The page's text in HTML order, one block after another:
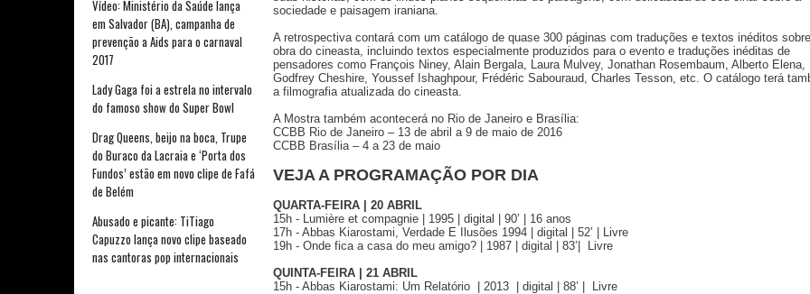
Vídeo: Ministério da Saúde lança
em Salvador (BA), campanha de
prevenção a Aids para o carnaval
2017
Lady Gaga foi a estrela no intervalo
do famoso show do Super Bowl
Drag Queens, beijo na boca, Trupe
do Buraco da Lacraia e ‘Porta dos
Fundos’ estão em novo clipe de Fafá
de Belém
Abusado e picante: TiTiago
Capuzzo lança novo clipe baseado
nas cantoras pop internacionais
sociedade e paisagem iraniana.
A retrospectiva contará com um catálogo de quase 300 páginas com traduções e textos inéditos
obra do cineasta, incluindo textos especialmente produzidos para o evento e traduções inéditas de
pensadores como François Niney, Alain Bergala, Laura Mulvey, Jonathan Rosembaum, Alberto Elena,
Godfrey Cheshire, Youssef Ishaghpour, Frédéric Sabouraud, Charles Tesson, etc. O catálogo terá
a filmografia atualizada do cineasta.
A Mostra também acontecerá no Rio de Janeiro e Brasília:
CCBB Rio de Janeiro – 13 de abril a 9 de maio de 2016
CCBB Brasília – 4 a 23 de maio
VEJA A PROGRAMAÇÃO POR DIA
QUARTA-FEIRA | 20 ABRIL
15h - Lumière et compagnie | 1995 | digital | 90’ | 16 anos
17h - Abbas Kiarostami, Verdade E Ilusões 1994 | digital | 52’ | Livre
19h - Onde fica a casa do meu amigo? | 1987 | digital | 83’| Livre
QUINTA-FEIRA | 21 ABRIL
15h - Abbas Kiarostami: Um Relatório | 2013 | digital | 88’ | Livre